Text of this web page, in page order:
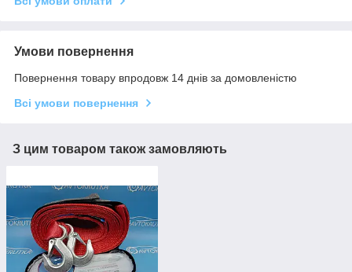
Умови повернення
Повернення товару впродовж 14 днів за домовленістю
Всі умови повернення
З цим товаром також замовляють